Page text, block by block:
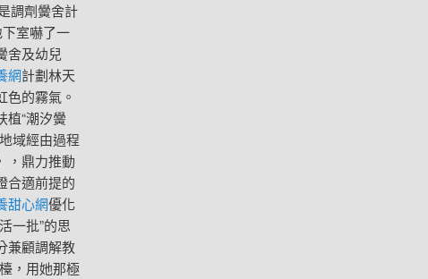
調劑黌舍計
室嚇了一
舍及幼兒
網計劃林天
的霧氣。
植“潮汐黌
域經由過程
，鼎力推動
合適前提的
甜心網優化
一批”的思
兼顧調解教
，用她那極